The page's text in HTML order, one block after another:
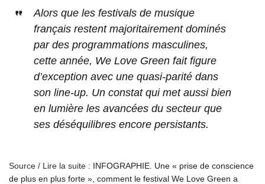
Alors que les festivals de musique
français restent majoritairement dominés
par des programmations masculines,
cette année, We Love Green fait figure
d’exception avec une quasi-parité dans
son line-up. Un constat qui met aussi bien
en lumière les avancées du secteur que
ses déséquilibres encore persistants.
Source / Lire la suite : INFOGRAPHIE. Une « prise de conscience
de plus en plus forte », comment le festival We Love Green a